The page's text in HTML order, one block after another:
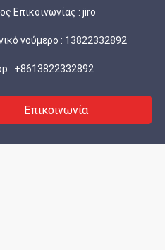
Επικοινωνίας : jiro
νούμερο : 13822332892
: +8613822332892
Επικοινωνία